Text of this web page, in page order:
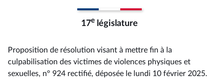
17e législature
Proposition de résolution visant à mettre fin à la
culpabilisation des victimes de violences physiques et
sexuelles, n° 924 rectifié, déposée le lundi 10 février 2025.